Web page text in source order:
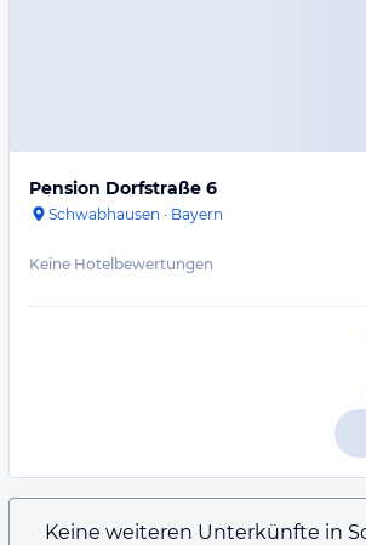
Pension Dorfstraße 6
Schwabhausen · Bayern
Keine Hotelbewertungen
Keine weiteren Unterkünfte in